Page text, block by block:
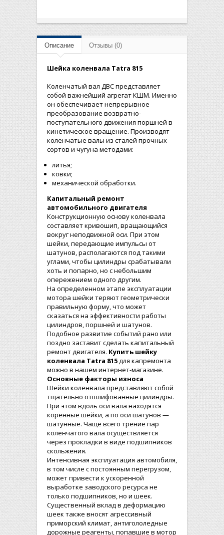
Описание Отзывы (0)
Шейка коленвала Tatra 815
Коленчатый вал ДВС представляет
собой важнейший агрегат КШМ. Именно
он обеспечивает непрерывное
преобразование возвратно-
поступательного движения поршней в
кинетическое вращение. Производят
коленчатые валы из сталей прочных
сортов и чугуна методами:
литья;
ковки;
механической обработки.
Капитальный ремонт
автомобильного двигателя
Конструкционную основу коленвала
составляет кривошип, вращающийся
вокруг неподвижной оси. При этом
шейки, передающие импульсы от
шатунов, располагаются под такими
углами, чтобы цилиндры срабатывали
хоть и попарно, но с небольшим
опережением одного другим.
На определенном этапе эксплуатации
мотора шейки теряют геометрически
правильную форму, что может
сказаться на эффективности работы
цилиндров, поршней и шатунов.
Подобное развитие событий рано или
поздно заставит сделать капитальный
ремонт двигателя. Купить шейку
коленвала Tatra 815для капремонта
можно в нашем интернет-магазине.
Основные факторы износа
Шейки коленвала представляют собой
тщательно отшлифованные цилиндры.
При этом вдоль оси вала находятся
коренные шейки, а по оси шатунов —
шатунные. Чаще всего трение пар
коленчатого вала осуществляется
через прокладки в виде подшипников
скольжения.
Интенсивная эксплуатация автомобиля,
в том числе с постоянным перегрузом,
может привести к ускоренной
выработке заводского ресурса не
только подшипников, но и шеек.
Существенный вклад в деформацию
шеек также вносят агрессивный
приморский климат, антигололедные
дорожные реагенты, попавшие в мотор